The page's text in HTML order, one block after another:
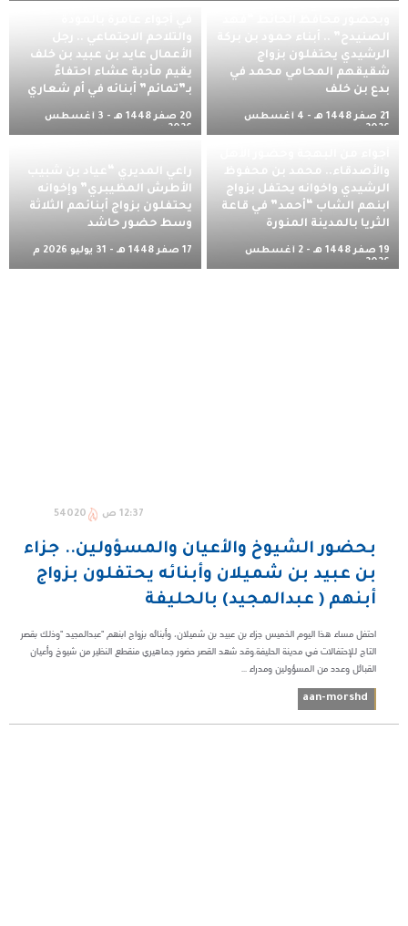
كرنفال شعري وأجواء احتفالية
الصنيدح” .. أبناء حمود بن بركة
الرشيدي يحتفلون بزواج
شقيقهم المحامي محمد في
بدع بن خلف
21 صفر 1448 هـ - 4 أغسطس
2026 م
والتلاحم الاجتماعي .. رجل
الأعمال عايد بن عبيد بن خلف
يقيم مأدبة عشاء احتفاءً
بـ”تمائم” أبنائه في أم شعاري
20 صفر 1448 هـ - 3 أغسطس
2026 م
والأصدقاء.. محمد بن محفوظ
الرشيدي واخوانه يحتفل بزواج
ابنهم الشاب “أحمد” في قاعة
الثريا بالمدينة المنورة
19 صفر 1448 هـ - 2 أغسطس
2026 م
راعي المديري “عياد بن شبيب
الأطرش المظيبري” وإخوانه
يحتفلون بزواج أبنائهم الثلاثة
وسط حضور حاشد
17 صفر 1448 هـ - 31 يوليو 2026 م
12:37 ص 54020
بحضور الشيوخ والأعيان والمسؤولين.. جزاء
بن عبيد بن شميلان وأبنائه يحتفلون بزواج
أبنهم ( عبدالمجيد) بالحليفة
احتفل مساء هذا اليوم الخميس جزاء بن عبيد بن شميلان، وأبنائه بزواج ابنهم "عبدالمجيد "وذلك بقصر
التاج للإحتفالات في مدينة الحليفة.وقد شهد القصر حضور جماهيري منقطع النظير من شيوخ وأعيان
القبائل وعدد من المسؤولين ومدراء ...
aan-morshd